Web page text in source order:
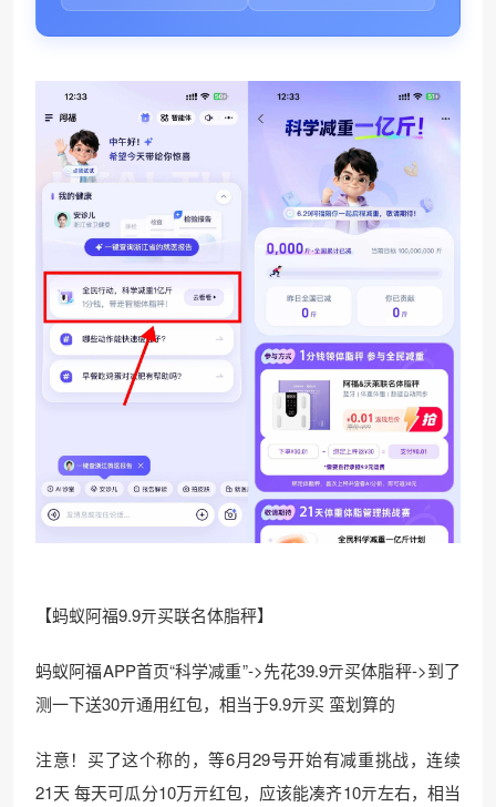
【蚂蚁阿福9.9亓买联名体脂秤】
蚂蚁阿福APP首页“科学减重”->先花39.9亓买体脂秤->到了
测一下送30亓通用红包，相当于9.9亓买 蛮划算的
注意！买了这个称的，等6月29号开始有减重挑战，连续
21天 每天可瓜分10万亓红包，应该能凑齐10亓左右，相当